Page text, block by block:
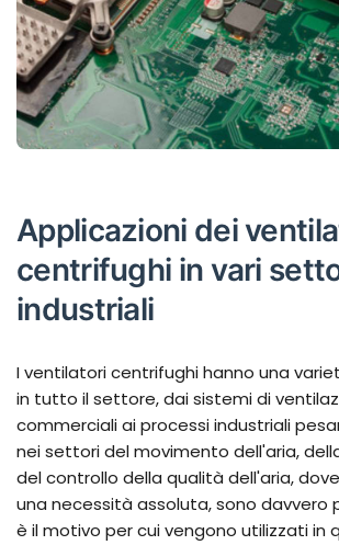
Applicazioni dei
centrifughi in vari
industriali
I ventilatori centrifughi hanno una
in tutto il settore, dai sistemi di
commerciali ai processi industriali
nei settori del movimento dell'aria,
del controllo della qualità dell'aria,
una necessità assoluta, sono davvero
è il motivo per cui vengono utilizzati in